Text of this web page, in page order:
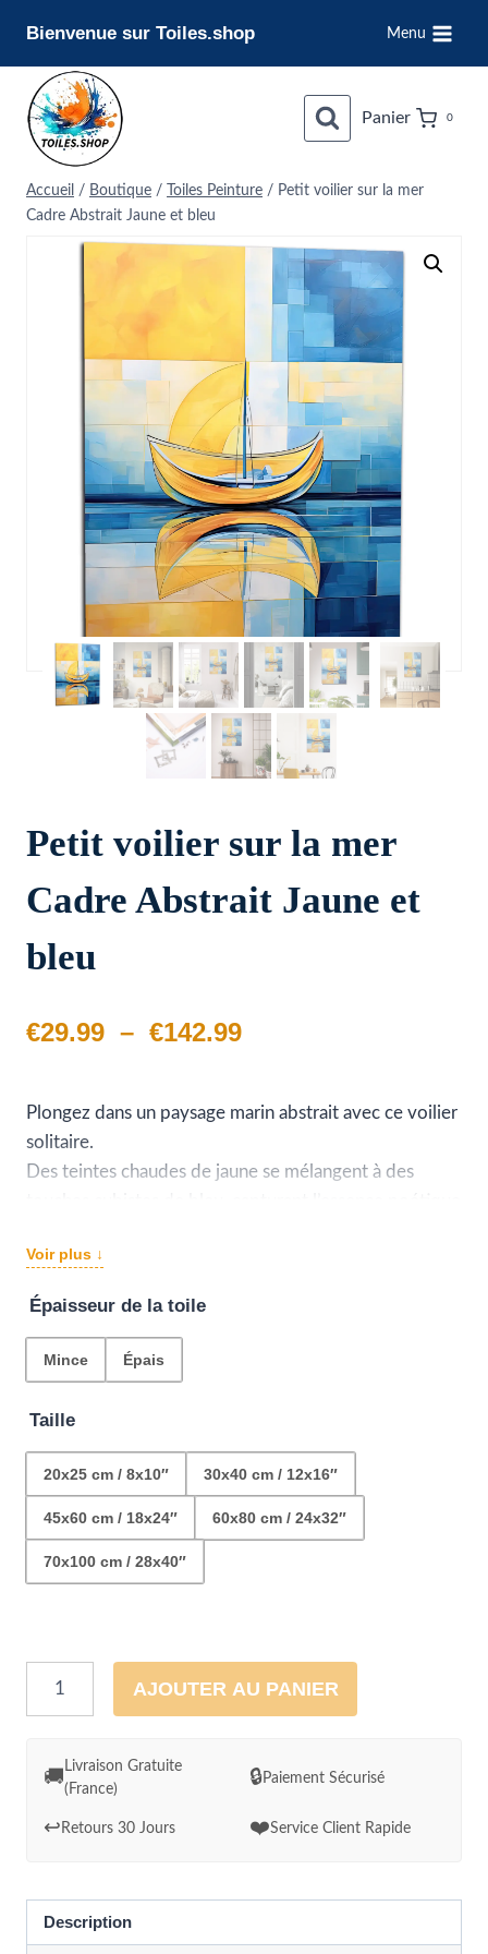
contenu
Bienvenue sur Toiles.shop Menu
Panier 0
Accueil / Boutique / Toiles Peinture / Petit voilier sur la mer
Cadre Abstrait Jaune et bleu
Petit voilier sur la mer
Cadre Abstrait Jaune et
bleu
€29.99 – €142.99Plage
prix :
€29.99
Plongez dans un paysage marin abstrait avec ce voilier
solitaire.
Des teintes chaudes de jaune se mélangent à des
Voir plus ↓
Épaisseur de la toile
Mince Épais
Taille
20x25 cm / 8x10″ 30x40 cm / 12x16″
45x60 cm / 18x24″ 60x80 cm / 24x32″
70x100 cm / 28x40″
quantité
voilier
Abstrait
Jaune
AJOUTER AU PANIER
🚚
Livraison Gratuite
(France)
🔒Paiement Sécurisé
↩️ Retours 30 Jours ❤️Service Client Rapide
Description